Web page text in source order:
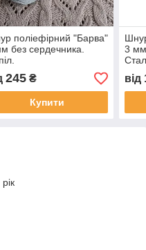
поліефірний "Барва"
без сердечника.
245₴
Купити
3 мм
від